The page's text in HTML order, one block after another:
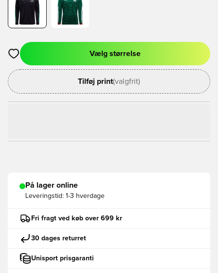
Åbner en Modal til at logge ind eller tilmelde dig som medlem
Vælg størrelse
Tilføj print(valgfrit)
På lager online
Leveringstid: 1-3 hverdage
Fri fragt ved køb over 699 kr
30 dages returret
Unisport prisgaranti